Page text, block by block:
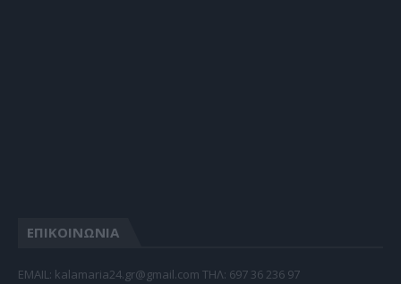
ΕΠΙΚΟΙΝΩΝΙΑ
EMAIL: kalamaria24.gr@gmail.com TΗΛ: 697 36 236 97